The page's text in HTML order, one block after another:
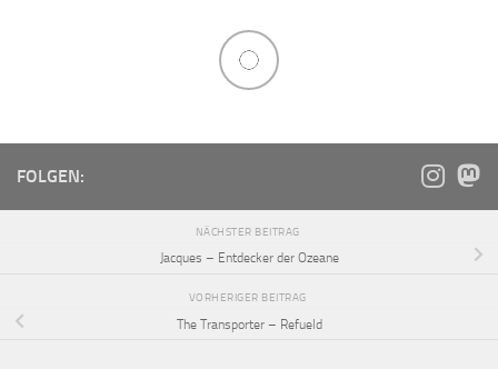
FOLGEN:
NÄCHSTER BEITRAG
Jacques – Entdecker der Ozeane
VORHERIGER BEITRAG
The Transporter – Refueld